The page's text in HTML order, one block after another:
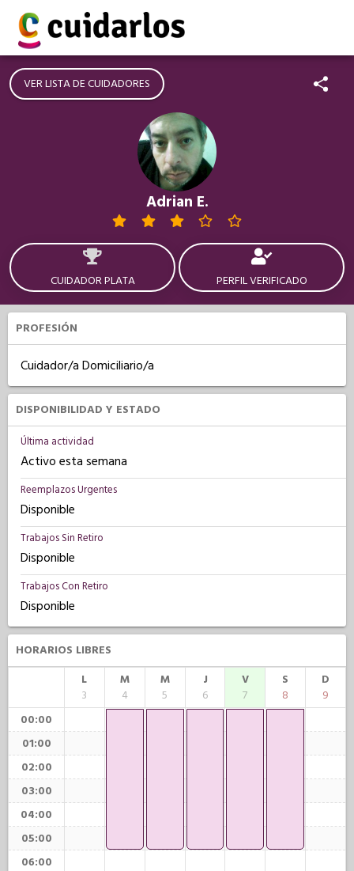
VER LISTA DE CUIDADORES
Adrian E.
CUIDADOR PLATA PERFIL VERIFICADO
PROFESIÓN
Cuidador/a Domiciliario/a
DISPONIBILIDAD Y ESTADO
Última actividad
Activo esta semana
Reemplazos Urgentes
Disponible
Trabajos Sin Retiro
Disponible
Trabajos Con Retiro
Disponible
HORARIOS LIBRES
L
3
M
4
M
5
J
6
V
7
S
8
D
9
00:00
01:00
02:00
03:00
04:00
05:00
06:00